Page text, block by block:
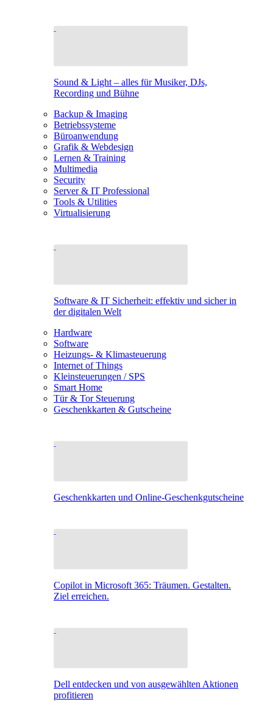
Sound & Light – alles für Musiker, DJs,
Recording und Bühne
Backup & Imaging
Betriebssysteme
Büroanwendung
Grafik & Webdesign
Lernen & Training
Multimedia
Security
Server & IT Professional
Tools & Utilities
Virtualisierung
Software & IT Sicherheit: effektiv und sicher in
der digitalen Welt
Hardware
Software
Heizungs- & Klimasteuerung
Internet of Things
Kleinsteuerungen / SPS
Smart Home
Tür & Tor Steuerung
Geschenkkarten & Gutscheine
Geschenkkarten und Online-Geschenkgutscheine
Copilot in Microsoft 365: Träumen. Gestalten.
Ziel erreichen.
Dell entdecken und von ausgewählten Aktionen
profitieren